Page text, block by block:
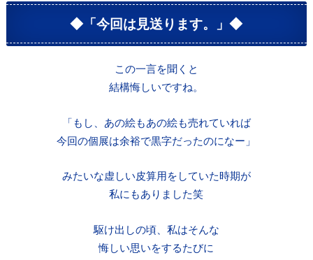
◆「今回は見送ります。」◆
この一言を聞くと
結構悔しいですね。
「もし、あの絵もあの絵も売れていれば
今回の個展は余裕で黒字だったのになー」
みたいな虚しい皮算用をしていた時期が
私にもありました笑
駆け出しの頃、私はそんな
悔しい思いをするたびに